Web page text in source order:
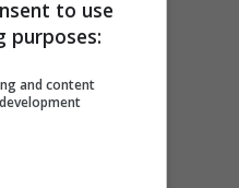
to use
purposes:
and content